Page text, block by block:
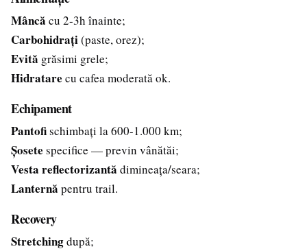
Mâncă cu 2-3h înainte;
Carbohidrați(paste, orez);
Evită grăsimi grele;
Hidratare cu cafea moderată ok.
Echipament
Pantofischimbați la 600-1.000 km;
Șosete specifice — previn vânătăi;
Vesta reflectorizantă dimineața/seara;
Lanternă pentru trail.
Recovery
Stretchingdupă;